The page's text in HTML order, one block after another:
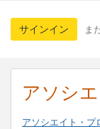
サインイン ま
アソシ
アソシエイト・プ